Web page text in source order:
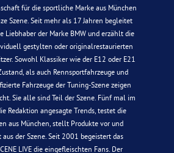
für die sportliche Marke aus München
Szene. Seit mehr als 17 Jahren begleitet
Liebhaber der Marke BMW und erzählt die
gestylten oder originalrestaurierten
Sowohl Klassiker wie der E12 oder E21
als auch Rennsportfahrzeuge und
Fahrzeuge der Tuning-Szene zeigen
Sie alle sind Teil der Szene. Fünf mal im
Redaktion angesagte Trends, testet die
aus München, stellt Produkte vor und
der Szene. Seit 2001 begeistert das
LIVE die eingefleischten Fans. Der